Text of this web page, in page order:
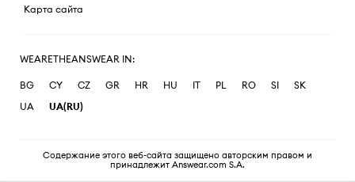
Карта сайта
WEARETHEANSWEAR IN:
BG CY CZ GR HR HU IT PL RO SI
SK
UA
UA(RU)
Содержание этого веб-сайта защищено авторским правом и
принадлежит Answear.com S.A.